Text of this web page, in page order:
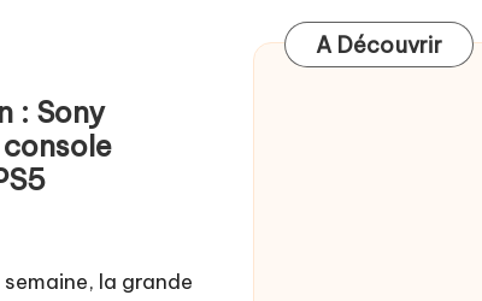
: Sony
la grande
A Découvrir